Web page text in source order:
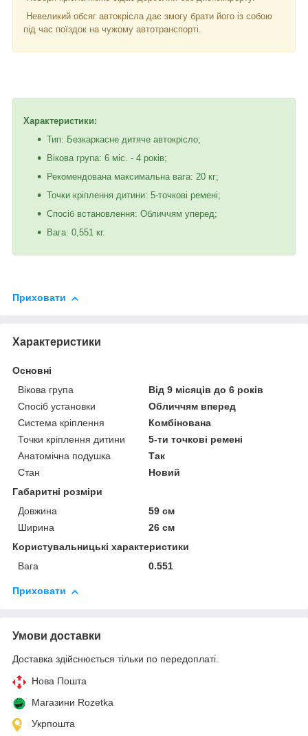
Невеликий обсяг автокрісла дає змогу брати його із собою
під час поїздок на чужому автотранспорті.
Характеристики:
Тип: Безкаркасне дитяче автокрісло;
Вікова група: 6 міс. - 4 років;
Рекомендована максимальна вага: 20 кг;
Точки кріплення дитини: 5-точкові ремені;
Спосіб встановлення: Обличчям уперед;
Вага: 0,551 кг.
Приховати
Характеристики
Основні
Вікова група
Від 9 місяців до 6 років
Спосіб установки
Обличчям вперед
Система кріплення
Комбінована
Точки кріплення дитини
5-ти точкові ремені
Анатомічна подушка
Так
Стан
Новий
Габаритні розміри
Довжина
59 см
Ширина
26 см
Користувальницькі характеристики
Вага
0.551
Приховати
Умови доставки
Доставка здійснюється тільки по передоплаті.
Нова Пошта
Магазини Rozetka
Укрпошта